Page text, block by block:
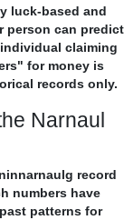
luck-based and
person can predict
claiming
for money is
records only.
Narnaul
record
numbers have
patterns for